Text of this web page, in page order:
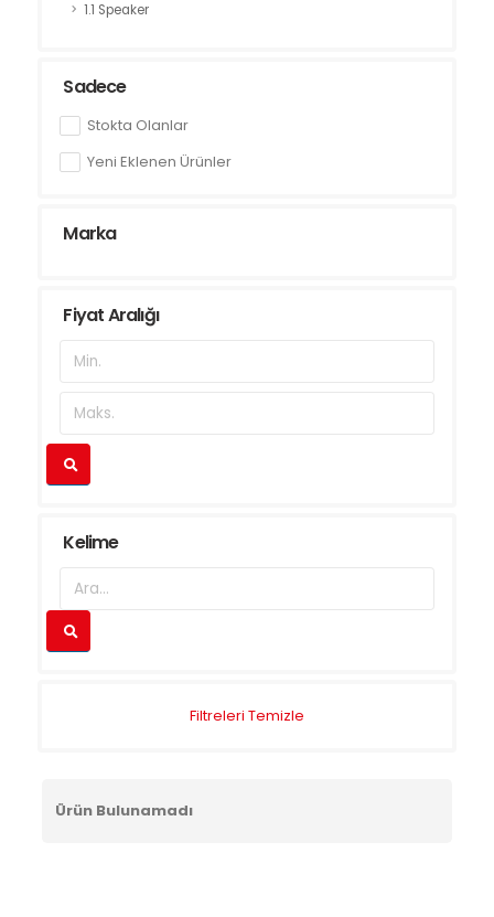
1.1 Speaker
Sadece
Stokta Olanlar
Yeni Eklenen Ürünler
Marka
Fiyat Aralığı
Kelime
Filtreleri Temizle
Ürün Bulunamadı